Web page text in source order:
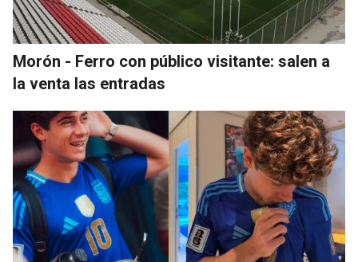
Morón - Ferro con público visitante: salen a
la venta las entradas